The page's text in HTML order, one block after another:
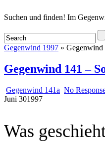
Startseite
Suchen und finden! Im
Gegenwind 1997 » Gegenwind
Gegenwind 141 –
Gegenwind 141a No
Juni 301997
Was